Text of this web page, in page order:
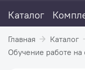
Каталог
Главная Каталог
Обучение работе на